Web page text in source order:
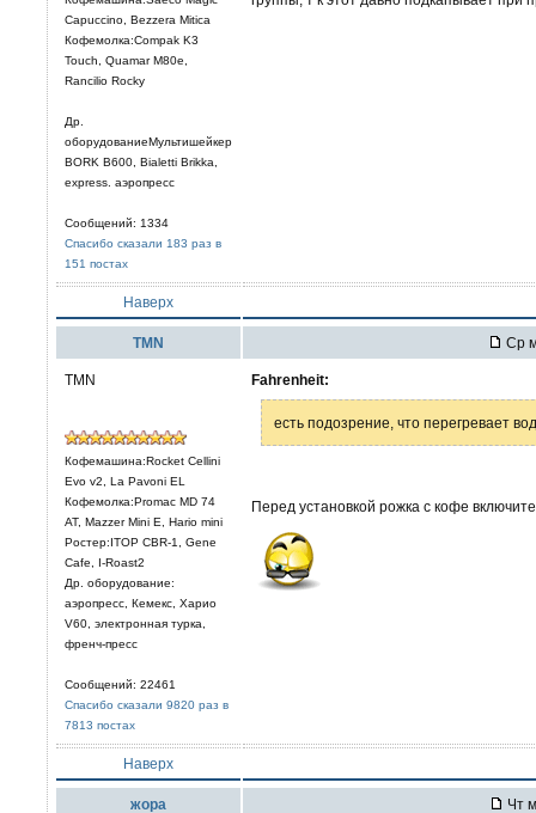
Capuccino, Bezzera Mitica
Кофемолка:Compak K3
Touch, Quamar M80e,
Rancilio Rocky
Др.
оборудованиеМультишейкер
BORK B600, Bialetti Brikka,
express. аэропресс
Сообщений: 1334
Спасибо сказали 183 раз в
151 постах
Наверх
TMN Ср
TMN
Кофемашина:Rocket Cellini
Evo v2, La Pavoni EL
Кофемолка:Promac MD 74
AT, Mazzer Mini E, Hario mini
Ростер:ITOP CBR-1, Gene
Cafe, I-Roast2
Др. оборудование:
аэропресс, Кемекс, Харио
V60, электронная турка,
френч-пресс
Сообщений: 22461
Спасибо сказали 9820 раз в
7813 постах
Fahrenheit:
есть подозрение, что перегревает
Перед установкой рожка с кофе
Наверх
жора Чт